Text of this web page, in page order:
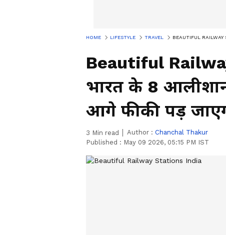
HOME LIFESTYLE TRAVEL BEAUTIFUL RAILWAY
Beautiful
भारत के 8
आगे फीकी पड़
3 Min read Author : Chanchal Thakur
Published : May 09 2026, 05:15 PM IST